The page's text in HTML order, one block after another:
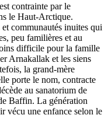
contrainte par le
le Haut-Arctique.
communautés inuites qui
peu familières et au
difficile pour la famille
Arnakallak et les siens
la grand-mère
porte le nom, contracte
au sanatorium de
Baffin. La génération
vécu une enfance selon le